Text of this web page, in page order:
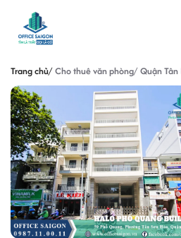
Trang chủ Cho thuê văn phòng Quận Tân